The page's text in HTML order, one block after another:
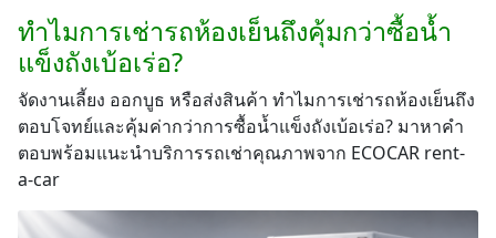
ทำไมการเช่ารถห้องเย็นถึงคุ้มกว่าซื้อน้ำ
แข็งถังเบ้อเร่อ?
จัดงานเลี้ยง ออกบูธ หรือส่งสินค้า ทำไมการเช่ารถห้องเย็นถึง
ตอบโจทย์และคุ้มค่ากว่าการซื้อน้ำแข็งถังเบ้อเร่อ? มาหาคำ
ตอบพร้อมแนะนำบริการรถเช่าคุณภาพจาก ECOCAR rent-
a-car